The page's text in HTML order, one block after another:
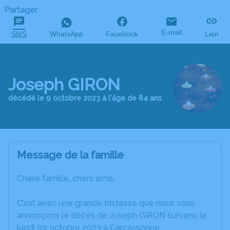
Partager
SMS WhatsApp Facebook E-mail Lien
Joseph GIRON
décédé le 9 octobre 2023 à l'âge de 84 ans
Message de la famille
Chère famille, chers amis,
C’est avec une grande tristesse que nous vous
annonçons le décès de Joseph GIRON survenu le
lundi 09 octobre 2023 à Carcassonne.